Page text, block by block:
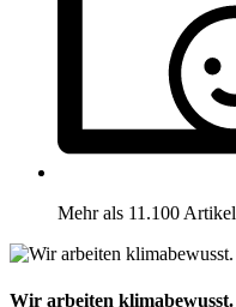
Mehr als 11.100 Artikel
Wir arbeiten klimabewusst.